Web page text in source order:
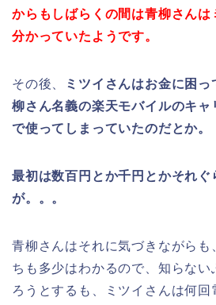
からもしばらくの間は青柳さんは
分かっていたようです。
その後、
ミツイさんはお金に困
柳さん名義の楽天モバイルのキ
で使ってしまっていたのだとか。
最初は数百円とか千円とかそれぐ
が。。。
青柳さんはそれに気づきながらも
ちも多少はわかるので、知らない
ろうとするも、ミツイさんは何回